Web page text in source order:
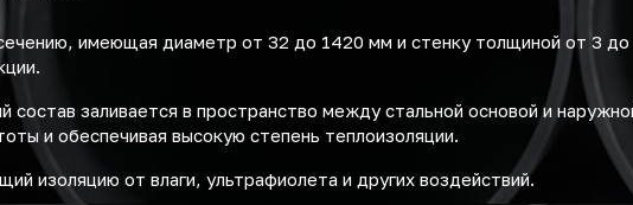
имеющая диаметр от 32 до 1420 мм и стенку толщиной от 3
заливается в пространство между стальной основой и
и обеспечивая высокую степень теплоизоляции.
изоляцию от влаги, ультрафиолета и других воздействий.